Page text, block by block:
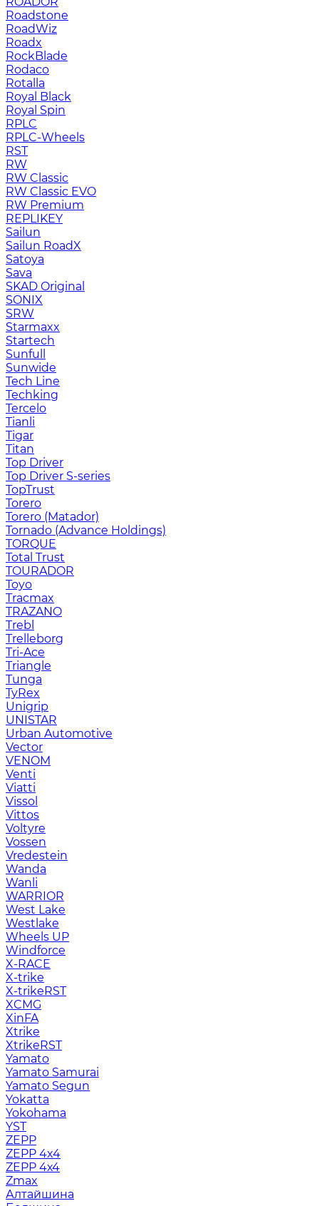
Roadstone
RoadWiz
Roadx
RockBlade
Rodaco
Rotalla
Royal Black
Royal Spin
RPLC
RPLC-Wheels
RST
RW
RW Classic
RW Classic EVO
RW Premium
RЕPLIKEY
Sailun
Sailun RoadX
Satoya
Sava
SKAD Original
SONIX
SRW
Starmaxx
Startech
Sunfull
Sunwide
Tech Line
Techking
Tercelo
Tianli
Tigar
Titan
Top Driver
Top Driver S-series
TopTrust
Torero
Torero (Matador)
Tornado (Advance Holdings)
TORQUE
Total Trust
TOURADOR
Toyo
Tracmax
TRAZANO
Trebl
Trelleborg
Tri-Ace
Triangle
Tunga
TyRex
Unigrip
UNISTAR
Urban Automotive
Vector
VENOM
Venti
Viatti
Vissol
Vittos
Voltyre
Vossen
Vredestein
Wanda
Wanli
WARRIOR
West Lake
Westlake
Wheels UP
Windforce
X-RACE
X-trike
X-trikeRST
XCMG
XinFA
Xtrike
XtrikeRST
Yamato
Yamato Samurai
Yamato Segun
Yokatta
Yokohama
YST
ZEPP
ZEPP 4x4
ZEPP 4х4
Zmax
Алтайшина